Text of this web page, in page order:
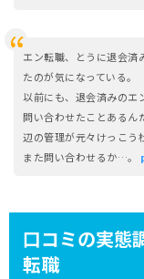
エン転職、とうに退会済
たのが気になっている。
以前にも、退会済みのエ
問い合わせたことあるん
辺の管理が元々けっこう
また問い合わせるか…。
口コミの実態
転職